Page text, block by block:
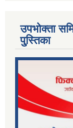
उपभोक्ता
पु्स्तिका